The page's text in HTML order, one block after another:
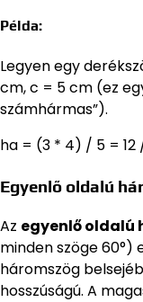
Példa:
Legyen egy
cm, c = 5 cm (ez
számhármas”).
ha = (3 * 4) / 5 = 12
Egyenlő oldalú
Az egyenlő oldalú
minden szöge 60°)
háromszög
hosszúságú. A